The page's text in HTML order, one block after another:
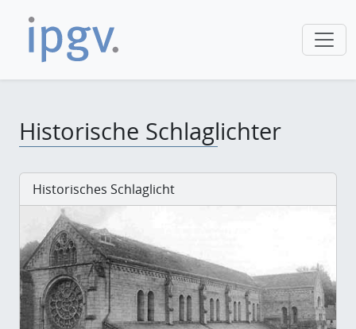
Historische Schlaglichter
Historisches Schlaglicht